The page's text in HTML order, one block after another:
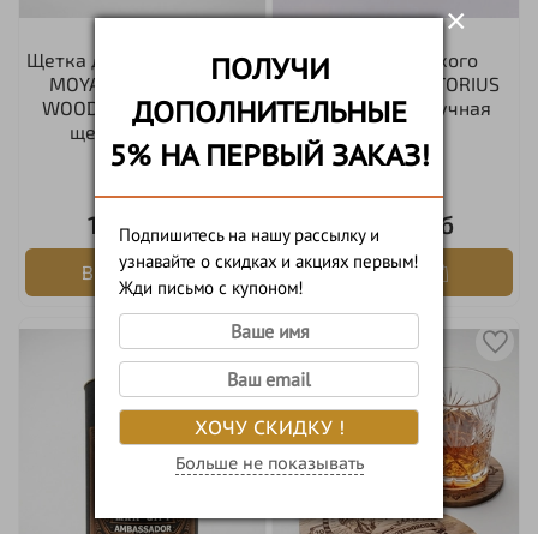
ПОЛУЧИ
ДОПОЛНИТЕЛЬНЫЕ
5% НА ПЕРВЫЙ ЗАКАЗ!
Подпишитесь на нашу рассылку и
узнавайте о скидках и акциях первым!
Жди письмо с купоном!
ХОЧУ СКИДКУ !
Больше не показывать
×
Щетка для бороды и усов
MOYABORODA "DARK
WOOD SOFT" (Мягкая,
щетина кабана)
1 200 руб
В корзину
Щетка для сухого
массажа OLFACTORIUS
"Body Brush" (ручная
работа)
3 000 руб
В корзину
-10%